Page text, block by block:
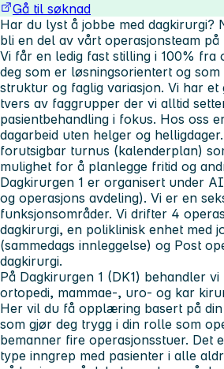
Gå til søknad
Har du lyst å jobbe med dagkirurgi?
bli en del av vårt operasjonsteam på
Vi får en ledig fast stilling i 100% fra
deg som er løsningsorientert og
struktur og faglig variasjon. Vi har et
tvers av faggrupper der vi alltid
pasientbehandling i fokus. Hos oss
dagarbeid uten helger og
forutsigbar turnus (kalenderplan)
mulighet for å planlegge fritid og
Dagkirurgen 1 er organisert under
og operasjons avdeling). Vi er en
funksjonsområder. Vi drifter 4
dagkirurgi, en poliklinisk enhet med
(sammedags innleggelse) og Post
dagkirurgi.
På Dagkirurgen 1 (DK1) behandler
ortopedi, mammae-, uro- og kar
Her vil du få opplæring basert på
som gjør deg trygg i din rolle som
bemanner fire operasjonsstuer. Det
type inngrep med pasienter i alle